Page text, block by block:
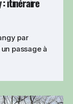
: itinéraire
par
passage à